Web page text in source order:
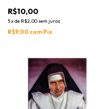
R$10,00
5xde R$2,00 sem juros
R$9,00 com Pix